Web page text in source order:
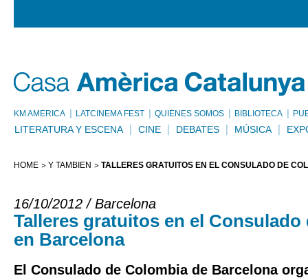
KM AMÈRICA LATCINEMA FEST QUIÉNES SOMOS BIBLIOTECA
LITERATURA Y ESCENA CINE DEBATES MÚSICA
HOME Y TAMBIÉN TALLERES GRATUITOS EN EL CONSULADO DE
16/10/2012 / Barcelona
Talleres gratuitos en el Consulado
en Barcelona
El Consulado de Colombia de Barcelona